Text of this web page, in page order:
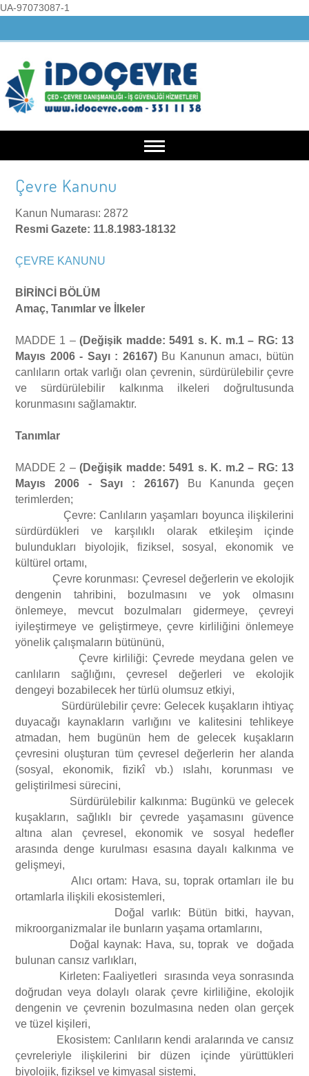
UA-97073087-1
Anasayfa
Kurumsal
Hakkımızda
Misyonumuz
Kalite Politikamız
Referanslar
Hizmetlerimiz
ÇED İşlemleri
ÇEVRE Danışmanlığı
Çevre İzin ve Lisans İşlemleri
TMGD ADR Danışmanlığı
YEŞİL LİMAN (Green Port) Belgesi
YEŞİL YILDIZ (Green Star Hotel) BELGESİ
İşyeri Açma ve Çalıştırma (GSM) Ruhsatı
Atık Yönetimi
İş Sağlığı ve Güvenliği
Belgelerimiz
Fotoğraf Galerisi
İftar Programı 2017
Denetimler
Eğitimlerimiz
Yasal Mevzuat
ÇEVRE
Çevre Kanunu
Maden Kanunu
Deniz Çevresinin Petrol ve Diğer Zararlı Maddelerle Kirlenmesinde
Acil Durumlarda Müdahale ve Zararların Tazmini Esaslarına Dair
Kanun
ÇED Yönetmeliği
Çevre İzin ve Lisans Yönetmeliği
Atık Yönetimi Yönetmeliği
Su Kirliliği Kontrolü Yönetmeliği
Tıbbi Atıkların Kontrolü Yönetmeliği
Sanayi Kaynaklı Hava Kirliliği Kontrol Yönetmeliği
Sera Gazı Emisyonlarının Takibi Hakkında Yönetmelik
Ozon Tabakasını İncelten Maddelere İlişkin Yönetmelik
İŞ GÜVENLİĞİ
ADR DANIŞMANLIĞI TMGD
Limanlar Kanunu
Tehlikeli Madde Taşımacılığı Denetimleri
Tehlikeli Maddelerin Karayolu İle Taşınması Hakkında Yönetmelik
Solas ve Marpol Sözleşmelerine Göre Bildirimlere ilişkin Yönetmelik
Karayolu Taşıma Yönetmeliği
Tehlikeli Madde Faaliyet Belgesi Düzenlenmesine İlişkin Usul ve
Esaslar Hakkında Yönerge
İ.K.
İletişim
Çevre Kanunu
Kanun Numarası: 2872
Resmi Gazete: 11.8.1983-18132
ÇEVRE KANUNU
BİRİNCİ BÖLÜM
Amaç, Tanımlar ve İlkeler
MADDE 1 –(Değişik madde: 5491 s. K. m.1 – RG: 13
Mayıs 2006 - Sayı : 26167)Bu Kanunun amacı, bütün
canlıların ortak varlığı olan çevrenin, sürdürülebilir çevre
ve sürdürülebilir kalkınma ilkeleri doğrultusunda
korunmasını sağlamaktır.
Tanımlar
MADDE 2 –(Değişik madde: 5491 s. K. m.2 – RG: 13
Mayıs 2006 - Sayı : 26167)Bu Kanunda geçen
terimlerden;
Çevre: Canlıların yaşamları boyunca ilişkilerini
sürdürdükleri ve karşılıklı olarak etkileşim içinde
bulundukları biyolojik, fiziksel, sosyal, ekonomik ve
kültürel ortamı,
Çevre korunması: Çevresel değerlerin ve ekolojik
dengenin tahribini, bozulmasını ve yok olmasını
önlemeye, mevcut bozulmaları gidermeye, çevreyi
iyileştirmeye ve geliştirmeye, çevre kirliliğini önlemeye
yönelik çalışmaların bütününü,
Çevre kirliliği: Çevrede meydana gelen ve
canlıların sağlığını, çevresel değerleri ve ekolojik
dengeyi bozabilecek her türlü olumsuz etkiyi,
Sürdürülebilir çevre: Gelecek kuşakların ihtiyaç
duyacağı kaynakların varlığını ve kalitesini tehlikeye
atmadan, hem bugünün hem de gelecek kuşakların
çevresini oluşturan tüm çevresel değerlerin her alanda
(sosyal, ekonomik, fizikî vb.) ıslahı, korunması ve
geliştirilmesi sürecini,
Sürdürülebilir kalkınma: Bugünkü ve gelecek
kuşakların, sağlıklı bir çevrede yaşamasını güvence
altına alan çevresel, ekonomik ve sosyal hedefler
arasında denge kurulması esasına dayalı kalkınma ve
gelişmeyi,
Alıcı ortam: Hava, su, toprak ortamları ile bu
ortamlarla ilişkili ekosistemleri,
Doğal varlık: Bütün bitki, hayvan,
mikroorganizmalar ile bunların yaşama ortamlarını,
Doğal kaynak: Hava, su, toprak ve doğada
bulunan cansız varlıkları,
Kirleten: Faaliyetleri sırasında veya sonrasında
doğrudan veya dolaylı olarak çevre kirliliğine, ekolojik
dengenin ve çevrenin bozulmasına neden olan gerçek
ve tüzel kişileri,
Ekosistem: Canlıların kendi aralarında ve cansız
çevreleriyle ilişkilerini bir düzen içinde yürüttükleri
biyolojik, fiziksel ve kimyasal sistemi,